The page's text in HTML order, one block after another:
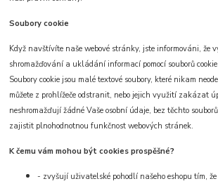
Soubory cookie
Když navštívíte naše webové stránky, jste informováni, že
shromažďování a ukládání informací pomocí souborů
Soubory cookie jsou malé textové soubory, které nikam
můžete z prohlížeče odstranit, nebo jejich využití zakázat
neshromažďují žádné Vaše osobní údaje, bez těchto
zajistit plnohodnotnou funkčnost webových stránek.
K čemu vám mohou být cookies prospěšné?
- zvyšují uživatelské pohodlí našeho eshopu tím, že